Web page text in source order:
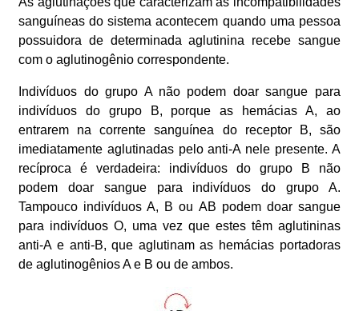
sanguíneas do sistema acontecem quando uma pessoa
possuidora de determinada aglutinina recebe sangue
com o aglutinogênio correspondente.
Indivíduos do grupo A não podem doar sangue para
indivíduos do grupo B, porque as hemácias A, ao
entrarem na corrente sanguínea do receptor B, são
imediatamente aglutinadas pelo anti-A nele presente. A
recíproca é verdadeira: indivíduos do grupo B não
podem doar sangue para indivíduos do grupo A.
Tampouco indivíduos A, B ou AB podem doar sangue
para indivíduos O, uma vez que estes têm aglutininas
anti-A e anti-B, que aglutinam as hemácias portadoras
de aglutinogênios A e B ou de ambos.